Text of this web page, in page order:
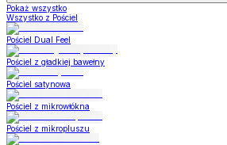
Pokaż wszystko
Wszystko z Pościel
Pościel Dual Feel
Pościel z gładkiej bawełny
Pościel satynowa
Pościel z mikrowłókna
Pościel z mikropluszu